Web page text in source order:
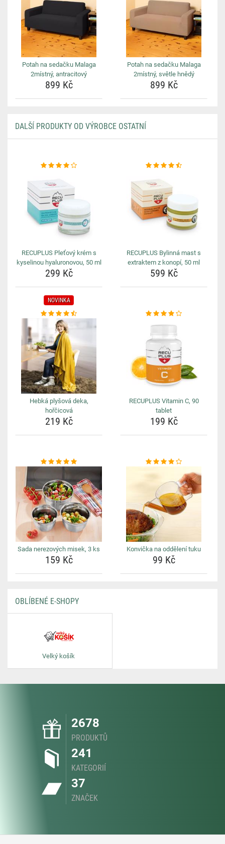
Potah na sedačku Malaga
2místný, antracitový
899 Kč
Potah na sedačku Malaga
2místný, světle hnědý
899 Kč
DALŠÍ PRODUKTY OD VÝROBCE OSTATNÍ
RECUPLUS Pleťový krém s
kyselinou hyaluronovou, 50 ml
299 Kč
RECUPLUS Bylinná mast s
extraktem z konopí, 50 ml
599 Kč
NOVINKA
Hebká plyšová deka,
hořčicová
219 Kč
RECUPLUS Vitamin C, 90
tablet
199 Kč
Sada nerezových misek, 3 ks
159 Kč
Konvička na oddělení tuku
99 Kč
OBLÍBENÉ E-SHOPY
Velký košík
2678
PRODUKTŮ
241
KATEGORIÍ
37
ZNAČEK